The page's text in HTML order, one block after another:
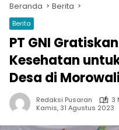
Beranda Berita
Berita
PT GNI
Kesehatan
Desa di
Redaksi Pusaran
3
Kamis, 31 Agustus 2023